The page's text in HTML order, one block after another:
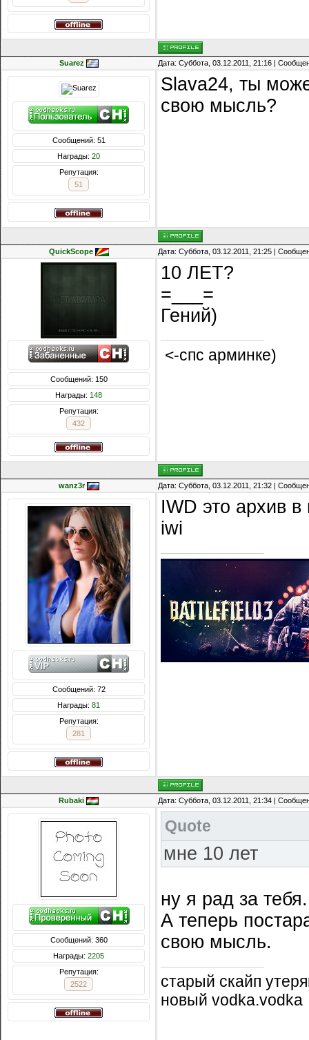
Suarez Дата: Суббота, 03.12.2011, 21:16 |
Сообщений: 51
Награды: 20
Репутация:
51
Slava24, ты
свою мысль?
QuickScope Дата: Суббота, 03.12.2011, 21:25 |
Сообщений: 150
Награды: 148
Репутация:
432
10 ЛЕТ?
=___=
Гений)
<-спс арминке)
wanz3r Дата: Суббота, 03.12.2011, 21:32 |
Сообщений: 72
Награды: 81
Репутация:
281
IWD это архив
iwi
Rubaki Дата: Суббота, 03.12.2011, 21:34 |
Сообщений: 360
Награды: 2205
Репутация:
2522
Quote
мне 10 лет
ну я рад за тебя.
А теперь
свою мысль.
старый скайп
новый vodka.vodka